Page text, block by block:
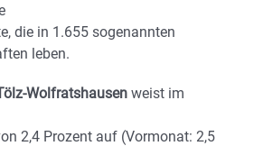
die in 1.655 sogenannten
leben.
Wolfratshausen weist im
2,4 Prozent auf (Vormonat: 2,5